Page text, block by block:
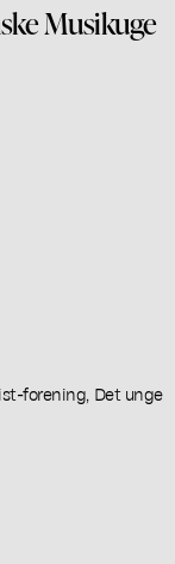
Musikuge
forening, Det unge